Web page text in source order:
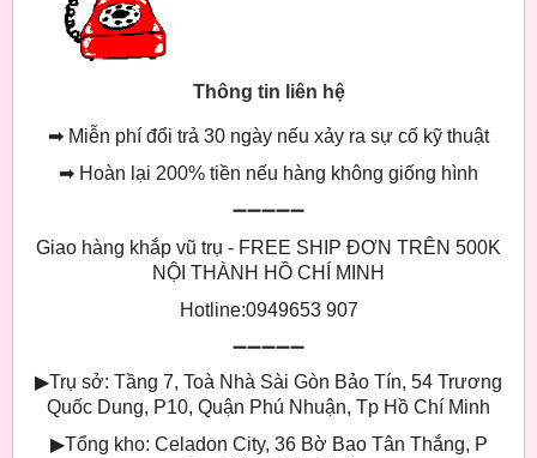
Thông tin liên hệ
➡ Miễn phí đổi trả 30 ngày nếu xảy ra sự cố kỹ thuật
➡ Hoàn lại 200% tiền nếu hàng không giống hình
➖➖➖➖➖
Giao hàng khắp vũ trụ - FREE SHIP ĐƠN TRÊN 500K
NỘI THÀNH HỒ CHÍ MINH
Hotline:0949653 907
➖➖➖➖➖
▶Trụ sở: Tầng 7, Toà Nhà Sài Gòn Bảo Tín, 54 Trương
Quốc Dung, P10, Quận Phú Nhuận, Tp Hồ Chí Minh
▶Tổng kho: Celadon City, 36 Bờ Bao Tân Thắng, P